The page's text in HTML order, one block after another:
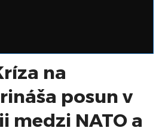
na
posun v
medzi NATO a